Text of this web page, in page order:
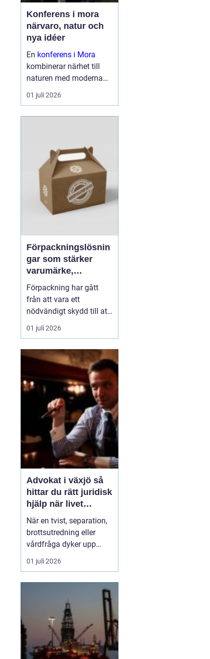
Konferens i mora
närvaro, natur och
nya idéer
En konferens i Mora
kombinerar närhet till
naturen med moderna
lokaler och personlig
service. För många
leder till verkliga resultat
eller...
01 juli 2026
Förpackningslösnin
gar som stärker
varumärke,
hållbarhet och
lönsamhet
Förpackning har gått
från att vara ett
nödvändigt skydd till att
bli en central del av
varumärket,
företagets miljöarbete.
När konkurrensen ökar i
både butik och e-handel
behöver företag tänka
strategiskt kring hur
varor packas, t...
01 juli 2026
Advokat i växjö så
hittar du rätt juridisk
hjälp när livet
förändras
När en tvist, separation,
brottsutredning eller
vårdfråga dyker upp
hamnar många i en
situation de aldrig
känns ofta svår, språket
krångligt och
konsekvenserna stora.
Då blir en trygg och
engagerad advokat en
avgörande ski...
01 juli 2026